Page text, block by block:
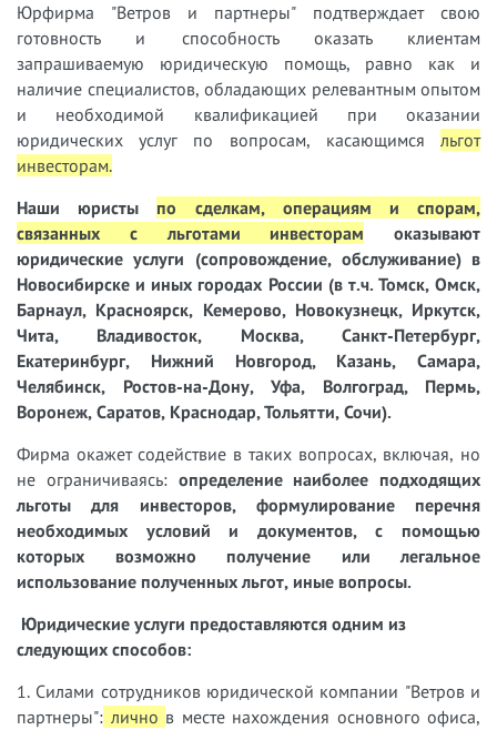
Юрфирма "Ветров и партнеры" подтверждает свою
готовность и способность оказать клиентам
запрашиваемую юридическую помощь, равно как и
наличие специалистов, обладающих релевантным опытом
и необходимой квалификацией при оказании
юридических услуг по вопросам, касающимся льгот
инвесторам.
Наши юристы по сделкам, операциям и спорам,
связанных с льготами инвесторам оказывают
юридические услуги (сопровождение, обслуживание) в
Новосибирске и иных городах России (в т.ч. Томск, Омск,
Барнаул, Красноярск, Кемерово, Новокузнецк, Иркутск,
Чита, Владивосток, Москва, Санкт-Петербург,
Екатеринбург, Нижний Новгород, Казань, Самара,
Челябинск, Ростов-на-Дону, Уфа, Волгоград, Пермь,
Воронеж, Саратов, Краснодар, Тольятти, Сочи).
Фирма окажет содействие в таких вопросах, включая, но
не ограничиваясь: определение наиболее подходящих
льготы для инвесторов, формулирование перечня
необходимых условий и документов, с помощью
которых возможно получение или легальное
использование полученных льгот, иные вопросы.
Юридические услуги предоставляются одним из
следующих способов:
1. Силами сотрудников юридической компании "Ветров и
партнеры": лично в месте нахождения основного офиса,